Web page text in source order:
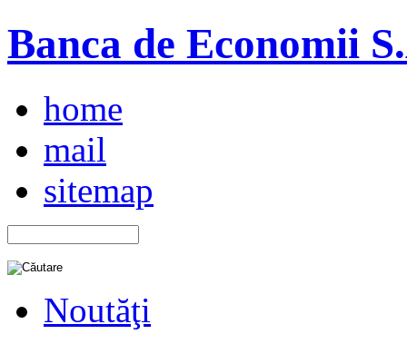
Banca de Economii
home
mail
sitemap
Noutăţi